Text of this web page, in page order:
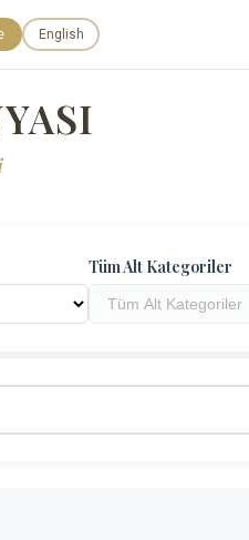
English
Tüm Alt Kategoriler